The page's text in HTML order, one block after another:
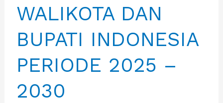
WALIKOTA DAN
BUPATI INDONESIA
PERIODE 2025 –
2030